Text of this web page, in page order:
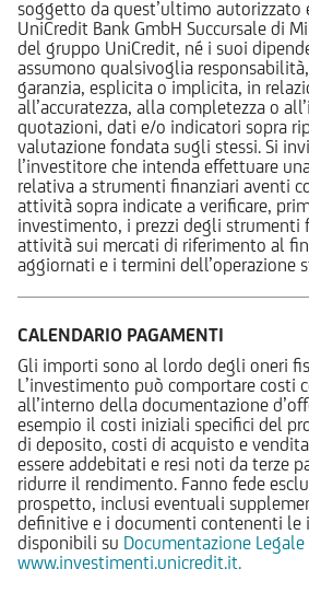
soggetto da quest’ultimo autorizzato
UniCredit Bank GmbH Succursale di
del gruppo UniCredit, né i suoi
assumono qualsivoglia
garanzia, esplicita o implicita, in
all’accuratezza, alla completezza o
quotazioni, dati e/o indicatori sopra
valutazione fondata sugli stessi. Si
l’investitore che intenda effettuare
relativa a strumenti finanziari aventi
attività sopra indicate a verificare,
investimento, i prezzi degli strumenti
attività sui mercati di riferimento al
aggiornati e i termini dell’operazione
CALENDARIO PAGAMENTI
Gli importi sono al lordo degli oneri
L’investimento può comportare costi
all’interno della documentazione
esempio il costi iniziali specifici del
di deposito, costi di acquisto e
essere addebitati e resi noti da terze
ridurre il rendimento. Fanno fede
prospetto, inclusi eventuali
definitive e i documenti contenenti le
disponibili su Documentazione Legale
www.investimenti.unicredit.it.